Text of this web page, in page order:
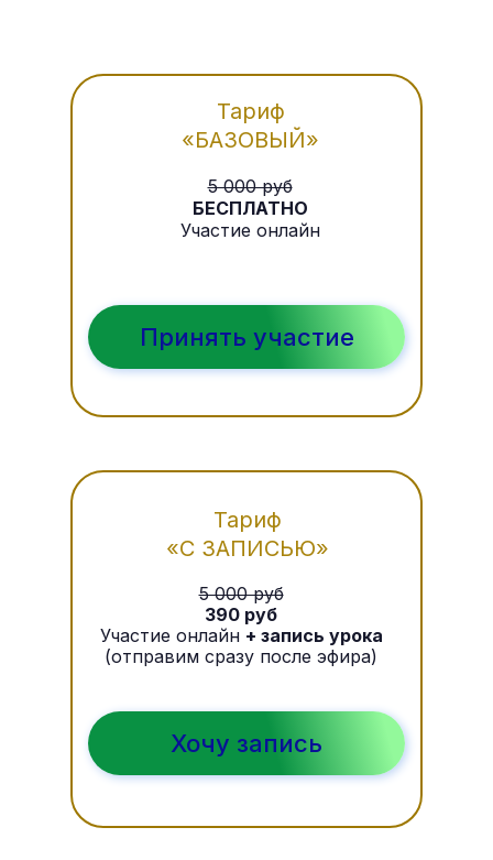
5 000 руб
390 руб
Участие онлайн + запись урока
(отправим сразу после эфира)
Тариф
«С ЗАПИСЬЮ»
5 000 руб
БЕСПЛАТНО
Участие онлайн
Тариф
«БАЗОВЫЙ»
Принять участие
Хочу запись